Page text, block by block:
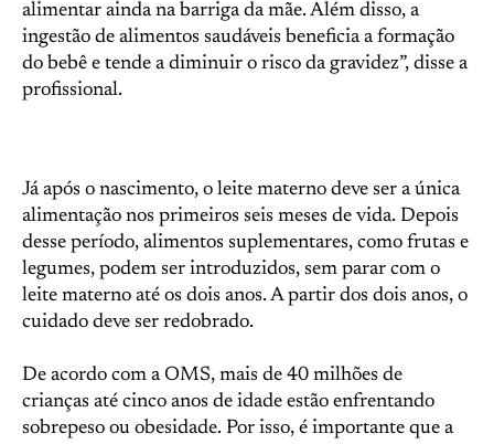
alimentar ainda na barriga da mãe. Além disso, a
ingestão de alimentos saudáveis beneficia a formação
do bebê e tende a diminuir o risco da gravidez”, disse a
profissional.
Já após o nascimento, o leite materno deve ser a única
alimentação nos primeiros seis meses de vida. Depois
desse período, alimentos suplementares, como frutas e
legumes, podem ser introduzidos, sem parar com o
leite materno até os dois anos. A partir dos dois anos, o
cuidado deve ser redobrado.
De acordo com a OMS, mais de 40 milhões de
crianças até cinco anos de idade estão enfrentando
sobrepeso ou obesidade. Por isso, é importante que a